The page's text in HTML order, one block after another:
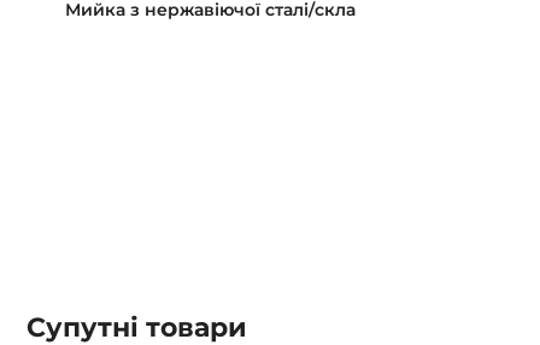
Мийка з нержавіючої сталі/скла
Супутні товари